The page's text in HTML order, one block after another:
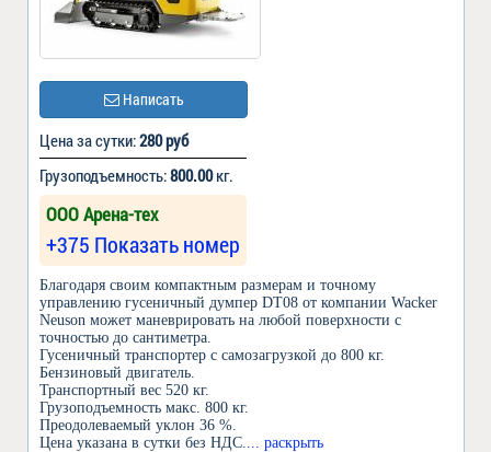
Написать
Цена за сутки:280 руб
Грузоподъемность:800.00кг.
ООО Арена-тех
+375 Показать номер
Благодаря своим компактным размерам и точному
управлению гусеничный думпер DT08 от компании Wacker
Neuson может маневрировать на любой поверхности с
точностью до сантиметра.
Гусеничный транспортер с самозагрузкой до 800 кг.
Бензиновый двигатель.
Транспортный вес 520 кг.
Грузоподъемность макс. 800 кг.
Преодолеваемый уклон 36 %.
Цена указана в сутки без НДС.
... раскрыть